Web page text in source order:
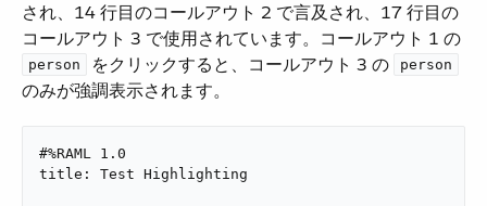
され、14 行目のコールアウト 2 で言及され、17 行目の
コールアウト 3 で使用されています。コールアウト 1 の ​
person ​ をクリックすると、コールアウト 3 の ​ person
のみが強調表示されます。
#%RAML 1.0
title: Test Highlighting